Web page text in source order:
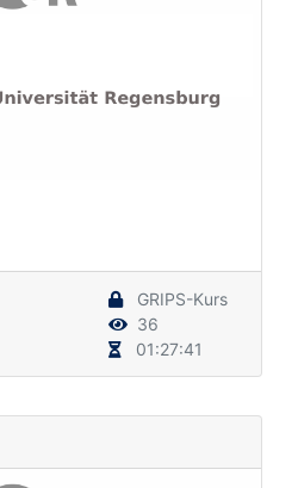
GRIPS-Kurs
36
01:27:41